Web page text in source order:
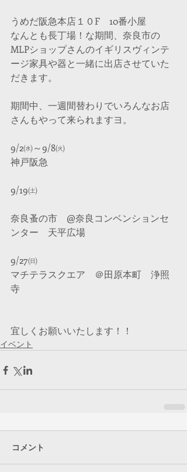
うめだ阪急本店１０F　10番小屋
なんとも長丁場！な期間、奈良市の
MLPショップさんのイギリスヴィンテ
ージ家具や器と一緒に出店させていた
だきます。
期間中、一週間替わりでいろんなお店
さんもやって来られますヨ。
9/2㈬～9/8㈫
神戸阪急
9/19㈯
奈良蚤の市　@奈良コンベンションセ
ンター　天平広場
9/27㈰
マチテラスクエア　＠田原本町　浄照
寺
宜しくお願いいたします！！
イベント
コメント